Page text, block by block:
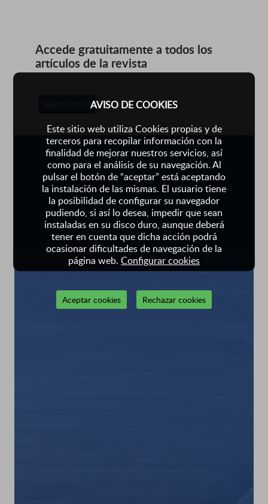
AVISO DE COOKIES
Este sitio web utiliza Cookies propias y de
terceros para recopilar información con la
finalidad de mejorar nuestros servicios, así
como para el análisis de su navegación. Al
pulsar el botón de “aceptar” está aceptando
la instalación de las mismas. El usuario tiene
la posibilidad de configurar su navegador
pudiendo, si así lo desea, impedir que sean
instaladas en su disco duro, aunque deberá
tener en cuenta que dicha acción podrá
ocasionar dificultades de navegación de la
página web. Configurar cookies
Aceptar cookies Rechazar cookies
Accede gratuitamente a todos los
artículos de la revista
HAZTE SOCIO